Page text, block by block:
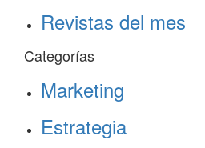
Revistas del mes
Categorías
Marketing
Estrategia